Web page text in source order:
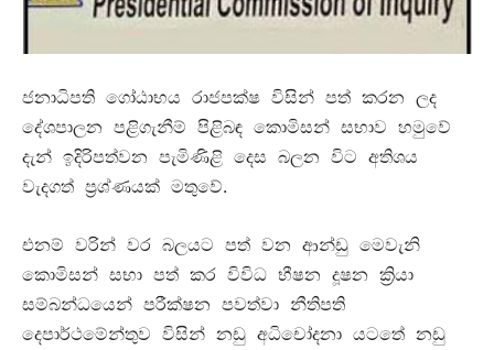
ජනාධිපති ගෝඨාභය රාජපක්ෂ විසින් පත් කරන ලද
දේශපාලන පළිගැනීම් පිළිබඳ කොමිසන් සභාව හමුවේ
දැන් ඉදිරිපත්වන පැමිණිළි දෙස බලන විට අතිශය
වැදගත් ප්‍රශ්ණයක් මතුවේ.
එනම් වරින් වර බලයට පත් වන ආන්ඩු මෙවැනි
කොමිසන් සභා පත් කර විවිධ භීෂන දූෂන ක්‍රියා
සම්බන්ධයෙන් පරීක්ෂන පවත්වා නීතිපති
දෙපාර්ථමේන්තුව විසින් නඩු අධිචෝදනා යටතේ නඩු